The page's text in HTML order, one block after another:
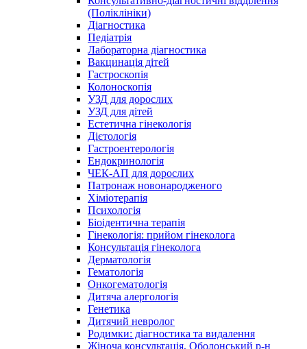
(Поліклініки)
Діагностика
Педіатрія
Лабораторна діагностика
Вакцинація дітей
Гастроскопія
Колоноскопія
УЗД для дорослих
УЗД для дітей
Естетична гінекологія
Дієтологія
Гастроентерологія
Ендокринологія
ЧЕК-АП для дорослих
Патронаж новонародженого
Хіміотерапія
Психологія
Біоідентична терапія
Гінекологія: прийом гінеколога
Консультація гінеколога
Дерматологія
Гематологія
Онкогематологія
Дитяча алергологія
Генетика
Дитячий невролог
Родимки: діагностика та видалення
Жіноча консультація, Оболонський р-н